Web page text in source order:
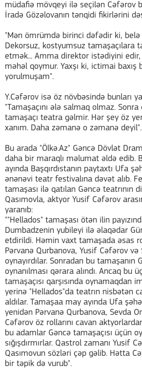
müdafiə mövqeyi ilə seçilən Cəfərov
İradə Gözəlovanın tənqidi fikirlərini
"Mən ömrümdə birinci dəfədir ki, belə
Dekorsuz, kostyumsuz tamaşaçılara
etmək... Amma direktor istədiyini
məhəl qoymur. Yaxşı ki, ictimai baxış
yorulmuşam".
Y.Cəfərov isə öz növbəsində bunları
"Tamaşaçını ələ salmaq olmaz.
tamaşaçı teatra gəlmir. Hər şey öz
xanım. Daha zəmanə o zəmanə deyil".
Bu arada "Ölkə.Az" Gəncə Dövlət
daha bir maraqlı məlumat əldə edib.
ayında Başqırdıstanın paytaxtı Ufa
ənənəvi teatr festivalına dəvət alıb.
tamaşası ilə qatılan Gəncə teatrının
Qasımovla, aktyor Yusif Cəfərov
yaranıb:
""Hellados" tamaşası ötən ilin
Dumbadzenin yubileyi ilə əlaqədar
etdirildi. Həmin vaxt tamaşada əsas
Pərvanə Qurbanova, Yusif Cəfərov və
oynayırdılar. Sonradan bu tamaşanın
oynanılması qərara alındı. Ancaq bu
tamaşaçısı qarşısında oynamaqdan
yerinə "Hellados"da teatrın nisbətən
aldılar. Tamaşaa may ayında Ufa
yenidən Pərvanə Qurbanova, Sevda
Cəfərov öz rollarını cavan
bu adamlar Gəncə tamaşaçısı üçün
sığışdırmırlar. Qastrol zamanı Yusif
Qasımovun sözləri çəp gəlib. Hətta
bir təpik də vurub".